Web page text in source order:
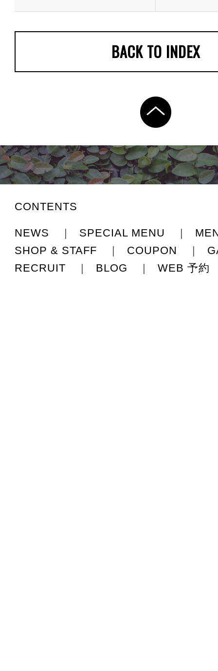
BACK TO INDEX
CONTENTS
NEWS SPECIAL MENU
SHOP & STAFF
COUPON
RECRUIT
BLOG WEB 予約